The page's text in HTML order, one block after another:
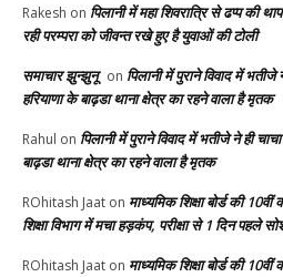
Rakesh on पिलानी में महा शिवरात्रि से ढप्प की
रही परम्परा को जीवन्त रखे हुए है युवाओं की टोली
समाचार झुन्झुनू on पिलानी में पुराने विवाद में
हरियाणा के बाढ़डा थाना क्षेत्र का रहने वाला है मृतक
Rahul on पिलानी में पुराने विवाद में भतीजे ने ही
बाढ़डा थाना क्षेत्र का रहने वाला है मृतक
ROhitash Jaat on माध्यमिक शिक्षा बोर्ड की 10वीं
शिक्षा विभाग में मचा हड़कंप, परीक्षा से 1 दिन पहले
ROhitash Jaat on माध्यमिक शिक्षा बोर्ड की 10वीं